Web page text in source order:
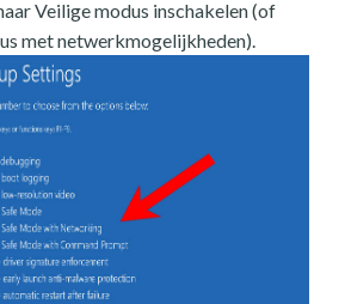
Veilige modus inschakelen (of
met netwerkmogelijkheden).